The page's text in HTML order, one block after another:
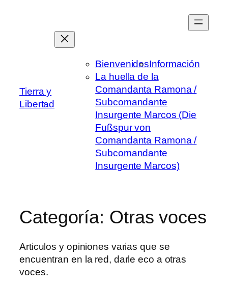
Tierra y
Libertad
BienvenidosInformación
La huella de la
Comandanta Ramona /
Subcomandante
Insurgente Marcos (Die
Fußspur von
Comandanta Ramona /
Subcomandante
Insurgente Marcos)
Categoría: Otras voces
Articulos y opiniones varias que se
encuentran en la red, darle eco a otras
voces.